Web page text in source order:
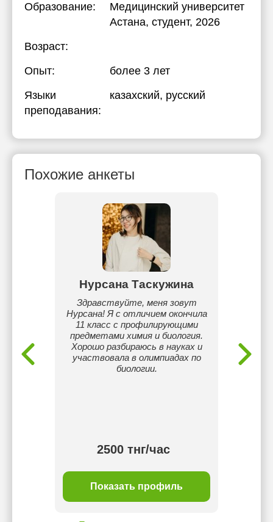
Образование:
Медицинский университет
Астана, студент, 2026
Возраст:
Опыт:
более 3 лет
Языки
преподавания:
казахский, русский
Похожие анкеты
Нурсана Таскужина
Здравствуйте, меня зовут
Нурсана! Я с отличием окончила
11 класс с профилирующими
предметами химия и биология.
Хорошо разбираюсь в науках и
участвовала в олимпиадах по
биологии.
2500 тнг/час
Показать профиль